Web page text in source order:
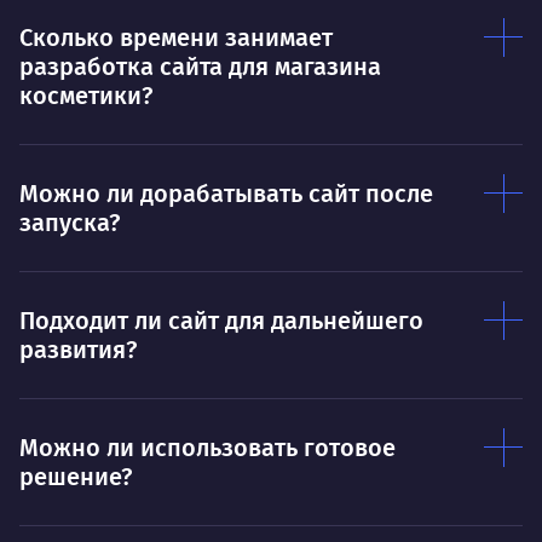
Нравится
Дышать. Без этого совсем не могу.
Умею
Договариваться.
сказано.
О
Сколько времени занимает
разработка сайта для магазина
косметики?
Можно ли дорабатывать сайт после
запуска?
Подходит ли сайт для дальнейшего
развития?
Можно ли использовать готовое
решение?